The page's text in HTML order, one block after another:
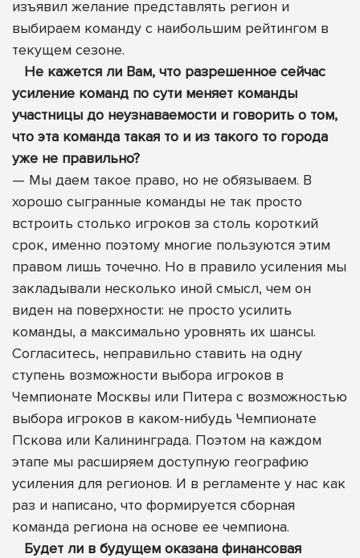
изъявил желание представлять регион и
выбираем команду с наибольшим рейтингом в
текущем сезоне.
Не кажется ли Вам, что разрешенное сейчас
усиление команд по сути меняет команды
участницы до неузнаваемости и говорить о том,
что эта команда такая то и из такого то города
уже не правильно?
— Мы даем такое право, но не обязываем. В
хорошо сыгранные команды не так просто
встроить столько игроков за столь короткий
срок, именно поэтому многие пользуются этим
правом лишь точечно. Но в правило усиления мы
закладывали несколько иной смысл, чем он
виден на поверхности: не просто усилить
команды, а максимально уровнять их шансы.
Согласитесь, неправильно ставить на одну
ступень возможности выбора игроков в
Чемпионате Москвы или Питера с возможностью
выбора игроков в каком-нибудь Чемпионате
Пскова или Калининграда. Поэтом на каждом
этапе мы расширяем доступную географию
усиления для регионов. И в регламенте у нас как
раз и написано, что формируется сборная
команда региона на основе ее чемпиона.
Будет ли в будущем оказана финансовая